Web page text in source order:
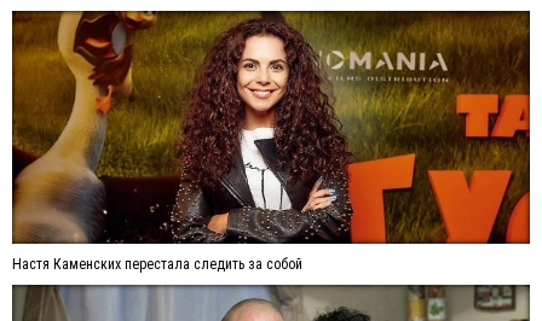
Настя Каменских перестала следить за собой